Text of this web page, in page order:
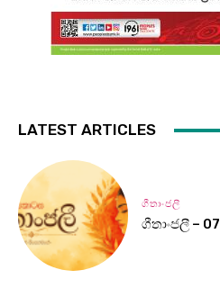
LATEST ARTICLES
ගීතාංජලී
ගීතාංජලී – 07